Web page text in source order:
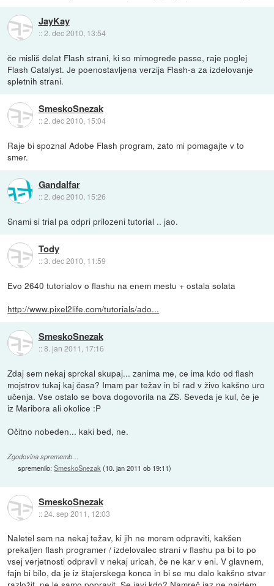
JayKay
::2. dec 2010, 13:54
če misliš delat Flash strani, ki so mimogrede passe, raje poglej
Flash Catalyst. Je poenostavljena verzija Flash-a za izdelovanje
spletnih strani.
SmeskoSnezak
::2. dec 2010, 15:04
Raje bi spoznal Adobe Flash program, zato mi pomagajte v to
smer.
Gandalfar
::2. dec 2010, 15:26
Snami si trial pa odpri prilozeni tutorial .. jao.
Tody
::3. dec 2010, 11:59
Evo 2640 tutorialov o flashu na enem mestu + ostala solata
http://www.pixel2life.com/tutorials/ado...
SmeskoSnezak
::8. jan 2011, 17:16
Zdaj sem nekaj sprckal skupaj... zanima me, ce ima kdo od flash
mojstrov tukaj kaj časa? Imam par težav in bi rad v živo kakšno uro
učenja. Vse ostalo se bova dogovorila na ZS. Seveda je kul, če je
iz Maribora ali okolice :P
Očitno nobeden... kaki bed, ne.
Zgodovina sprememb…
spremenilo:SmeskoSnezak(10. jan 2011 ob 19:11)
SmeskoSnezak
::24. sep 2011, 12:03
Naletel sem na nekaj težav, ki jih ne morem odpraviti, kakšen
prekaljen flash programer / izdelovalec strani v flashu pa bi to po
vsej verjetnosti odpravil v nekaj uricah, če ne kar v eni. V glavnem,
fajn bi bilo, da je iz štajerskega konca in bi se mu dalo kakšno stvar